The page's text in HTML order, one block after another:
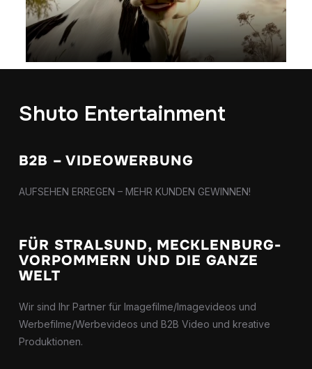
Shuto Entertainment
B2B – VIDEOWERBUNG
AUFSEHEN ERREGEN – MEHR KUNDEN GEWINNEN!
FÜR STRALSUND, MECKLENBURG-
VORPOMMERN UND DIE GANZE
WELT
Wir sind Ihr Partner für Imagefilme/Imagevideos und
Werbefilme/Werbevideos und B2B Video und kreative
Produktionen.